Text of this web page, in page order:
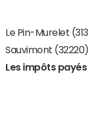
Le Pin-Murelet
Sauvimont (32220)
Les impôts payés